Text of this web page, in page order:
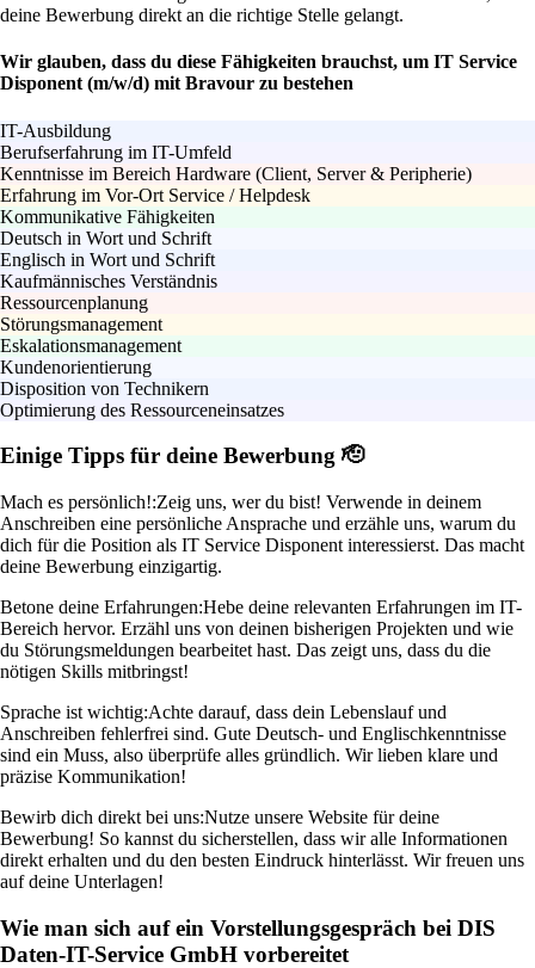
deine Bewerbung direkt an die richtige Stelle gelangt.
Wir glauben, dass du diese Fähigkeiten brauchst, um IT Service
Disponent (m/w/d) mit Bravour zu bestehen
IT-Ausbildung
Berufserfahrung im IT-Umfeld
Kenntnisse im Bereich Hardware (Client, Server & Peripherie)
Erfahrung im Vor-Ort Service / Helpdesk
Kommunikative Fähigkeiten
Deutsch in Wort und Schrift
Englisch in Wort und Schrift
Kaufmännisches Verständnis
Ressourcenplanung
Störungsmanagement
Eskalationsmanagement
Kundenorientierung
Disposition von Technikern
Optimierung des Ressourceneinsatzes
Einige Tipps für deine Bewerbung 🫡
Mach es persönlich!:Zeig uns, wer du bist! Verwende in deinem
Anschreiben eine persönliche Ansprache und erzähle uns, warum du
dich für die Position als IT Service Disponent interessierst. Das macht
deine Bewerbung einzigartig.
Betone deine Erfahrungen:Hebe deine relevanten Erfahrungen im IT-
Bereich hervor. Erzähl uns von deinen bisherigen Projekten und wie
du Störungsmeldungen bearbeitet hast. Das zeigt uns, dass du die
nötigen Skills mitbringst!
Sprache ist wichtig:Achte darauf, dass dein Lebenslauf und
Anschreiben fehlerfrei sind. Gute Deutsch- und Englischkenntnisse
sind ein Muss, also überprüfe alles gründlich. Wir lieben klare und
präzise Kommunikation!
Bewirb dich direkt bei uns:Nutze unsere Website für deine
Bewerbung! So kannst du sicherstellen, dass wir alle Informationen
direkt erhalten und du den besten Eindruck hinterlässt. Wir freuen uns
auf deine Unterlagen!
Wie man sich auf ein Vorstellungsgespräch bei DIS
Daten-IT-Service GmbH vorbereitet